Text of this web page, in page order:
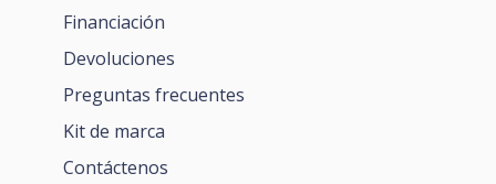
Financiación
Devoluciones
Preguntas frecuentes
Kit de marca
Contáctenos